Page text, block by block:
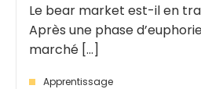
Le bear market est-il en
Après une phase
marché [...]
Apprentissage